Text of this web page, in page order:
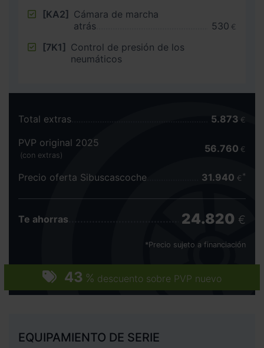
[KA2] Cámara de marcha
atrás
530 €
[7K1] Control de presión de los
neumáticos
43 % descuento sobre PVP nuevo
Total extras 5.873 €
PVP original 2025
(con extras)
56.760 €
Precio oferta Sibuscascoche 31.940 €
Te ahorras 24.820 €
*Precio sujeto a financiación
EQUIPAMIENTO DE SERIE